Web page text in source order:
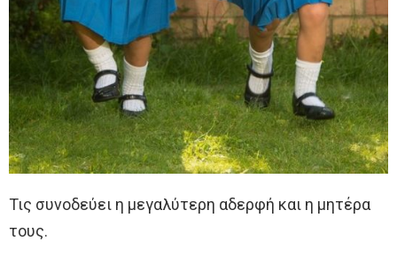
Τις συνοδεύει η μεγαλύτερη αδερφή και η μητέρα
τους.